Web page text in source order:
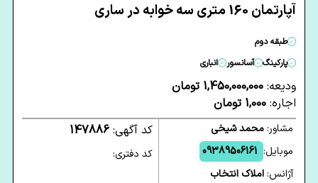
آپارتمان 160 متری سه خوابه در ساری
طبقه دوم
پارکینگ
آسانسور انباری
ودیعه: 1,450,000,000 تومان
اجاره: 1,000 تومان
مشاور:محمد شیخی
موبایل: 09389506161
آژانس:املاک انتخاب
کد آگهی: 147886
کد دفتری: